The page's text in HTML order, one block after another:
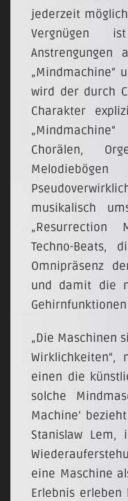
jederzeit
Vergnügen
„Mindmachine“
wird der durch
Charakter
Chorälen,
musikalisch
„Resurrection
Techno-Beats,
Omnipräsenz
und damit die
„Die Maschinen
Wirklichkeiten“,
einen die
solche
Machine’
Stanislaw
eine Maschine
Erlebnis